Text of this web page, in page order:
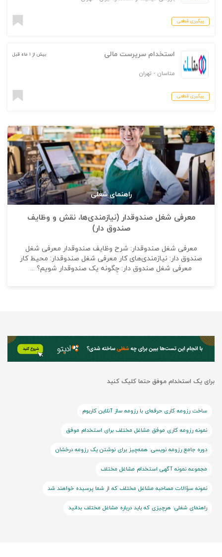
پیگیری قطعی
استخدام سرپرست مالی
متاسان - تهران
بیش از ۱ ماه قبل
پیگیری قطعی
راهنمای شغلی
معرفی شغل صندوقدار (نیازمندی‌ها، نقش و وظایف
صندوق دار)
معرفی شغل صندوقدار: شرح وظایف صندوقدار معرفی شغل
صندوق دار: نیازمندی‌های کار معرفی شغل صندوقدار: محیط کار
معرفی شغل صندوق دار: چگونه یک صندوقدار شویم؟ ...
برای یک استخدام موفق حتما کلیک کنید
ساخت رزومه کاری حرفه‌ای با رزومه ساز آنلاین کاربوم
نمونه رزومه کاری موفق مشاغل مختلف برای استخدام موفق
دوره جامع رزومه نویسی: همه‌چیز برای نوشتن یک رزومه درخشان
مجموعه نمونه آگهی استخدام مشاغل مختلف
نمونه سؤالات مصاحبه مشاغل مختلف که از شما پرسیده خواهند شد
راهنمای شغلی: هرچیزی که باید درباره مشاغل مختلف بدانید